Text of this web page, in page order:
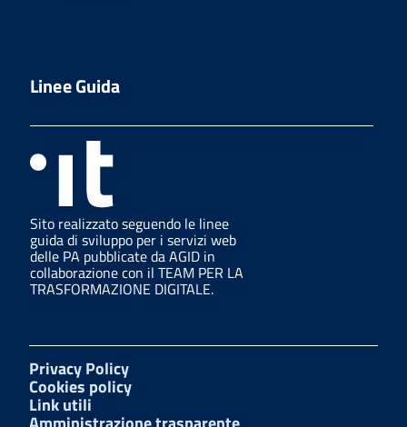
Linee Guida
Sito realizzato seguendo le linee
guida di sviluppo per i servizi web
delle PA pubblicate da AGID in
collaborazione con il TEAM PER LA
TRASFORMAZIONE DIGITALE.
Privacy Policy
Cookies policy
Link utili